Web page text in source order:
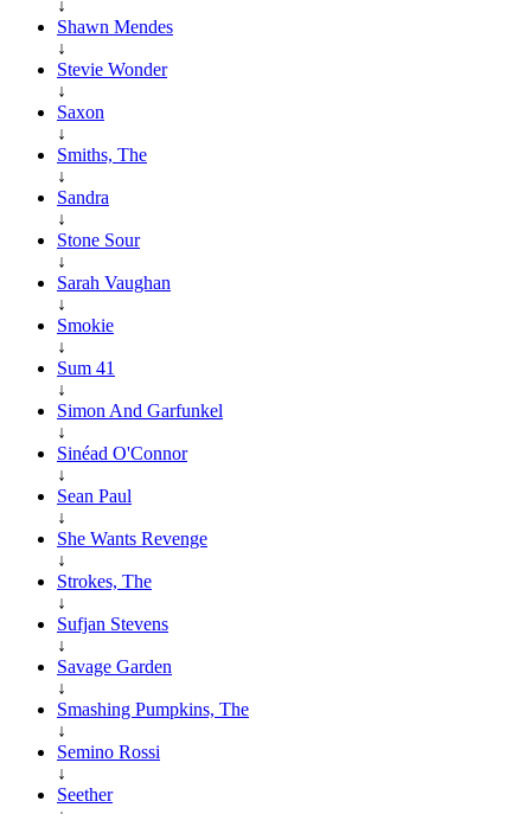
↓
Shawn Mendes
↓
Stevie Wonder
↓
Saxon
↓
Smiths, The
↓
Sandra
↓
Stone Sour
↓
Sarah Vaughan
↓
Smokie
↓
Sum 41
↓
Simon And Garfunkel
↓
Sinéad O'Connor
↓
Sean Paul
↓
She Wants Revenge
↓
Strokes, The
↓
Sufjan Stevens
↓
Savage Garden
↓
Smashing Pumpkins, The
↓
Semino Rossi
↓
Seether